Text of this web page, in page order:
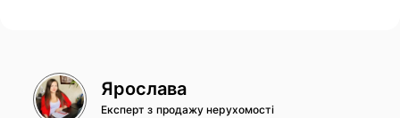
Ярослава
Експерт з продажу нерухомості